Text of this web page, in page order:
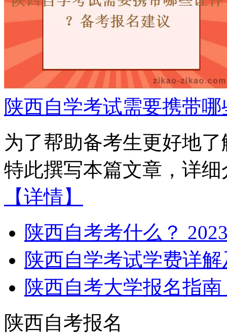
陕西自学考试需要携带
为了帮助备考生更好地
特此撰写本篇文章，详
【详情】
陕西自考考什么？
陕西自学考试学费详
陕西自考大学报名指南
陕西自考报名